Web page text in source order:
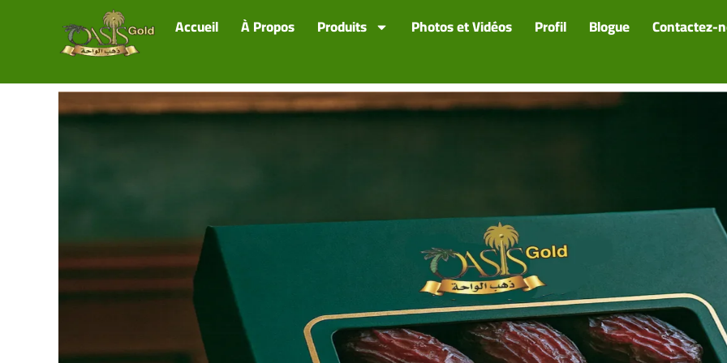
Accueil À Propos Produits Photos et Vidéos Profil Blogue Contactez-